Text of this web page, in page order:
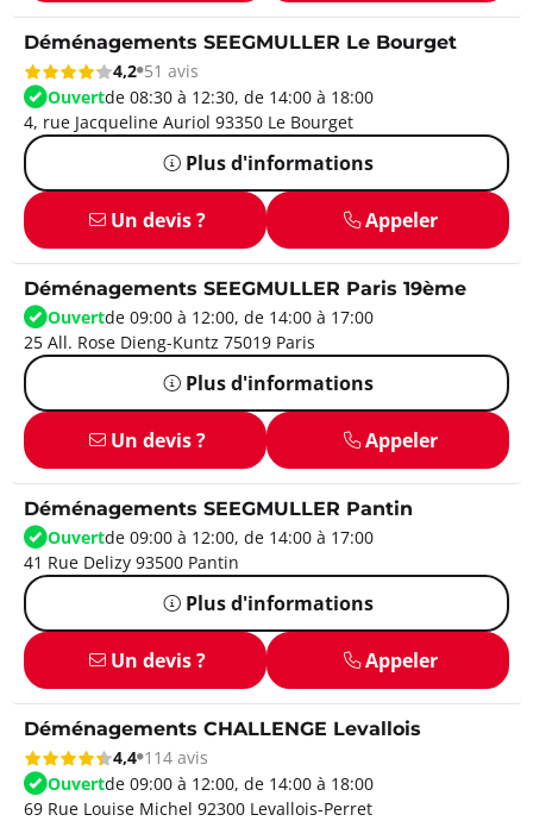
Déménagements SEEGMULLER Le Bourget
4,2 51 avis
Ouvertde 08:30 à 12:30, de 14:00 à 18:00
4, rue Jacqueline Auriol 93350 Le Bourget
Plus d'informations
Un devis ? Appeler
Déménagements SEEGMULLER Paris 19ème
Ouvertde 09:00 à 12:00, de 14:00 à 17:00
25 All. Rose Dieng-Kuntz 75019 Paris
Plus d'informations
Un devis ? Appeler
Déménagements SEEGMULLER Pantin
Ouvertde 09:00 à 12:00, de 14:00 à 17:00
41 Rue Delizy 93500 Pantin
Plus d'informations
Un devis ? Appeler
Déménagements CHALLENGE Levallois
4,4 114 avis
Ouvertde 09:00 à 12:00, de 14:00 à 18:00
69 Rue Louise Michel 92300 Levallois-Perret